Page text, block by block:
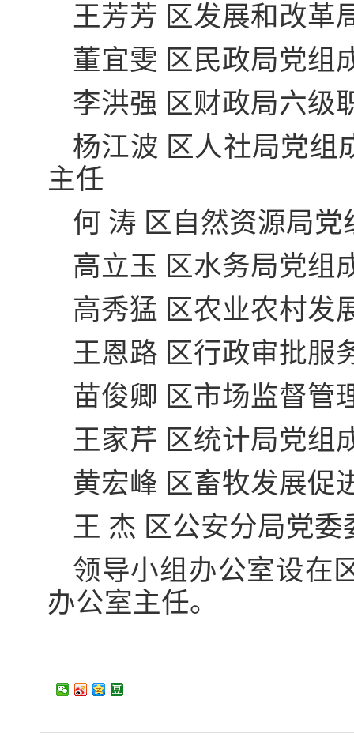
王芳芳 区发展和改革
董宜雯 区民政局党组
李洪强 区财政局六级
杨江波 区人社局党组
主任
何 涛 区自然资源局
高立玉 区水务局党组
高秀猛 区农业农村发
王恩路 区行政审批服
苗俊卿 区市场监督管
王家芹 区统计局党组
黄宏峰 区畜牧发展促
王 杰 区公安分局党
领导小组办公室设在
办公室主任。